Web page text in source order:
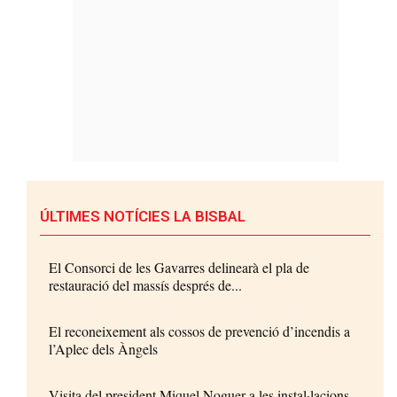
ÚLTIMES NOTÍCIES LA BISBAL
El Consorci de les Gavarres delinearà el pla de
restauració del massís després de...
El reconeixement als cossos de prevenció d’incendis a
l’Aplec dels Àngels